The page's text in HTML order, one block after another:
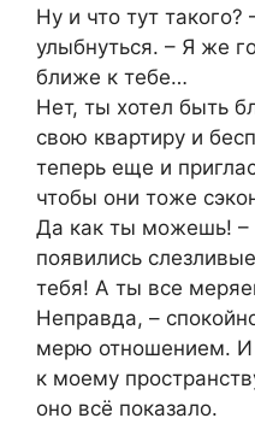
Ну и что тут
улыбнуться. – Я же
ближе к тебе…
Нет, ты хотел быть
свою квартиру и
теперь еще и
чтобы они тоже
Да как ты можешь! –
появились
тебя! А ты все
Неправда, –
мерю отношением. И
к моему
оно всё показало.